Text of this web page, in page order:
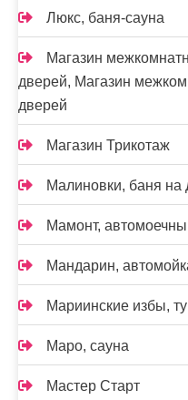
Люкс, баня-сауна
Магазин
дверей, Магазин
дверей
Магазин Трикотаж
Малиновки, баня на
Мамонт,
Мандарин,
Мариинские избы,
Маро, сауна
Мастер Старт